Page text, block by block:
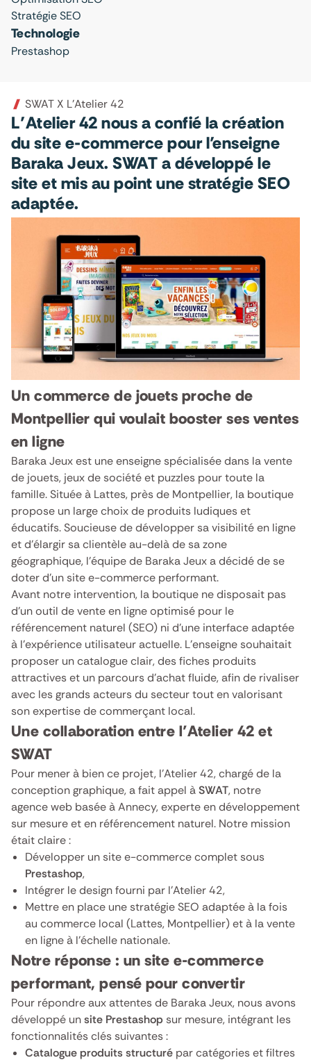
Stratégie SEO
Technologie
Prestashop
SWAT X L’Atelier 42
L’Atelier 42 nous a confié la création
du site e-commerce pour l’enseigne
Baraka Jeux. SWAT a développé le
site et mis au point une stratégie SEO
adaptée.
Un commerce de jouets proche de
Montpellier qui voulait booster ses ventes
en ligne
Baraka Jeux est une enseigne spécialisée dans la vente
de jouets, jeux de société et puzzles pour toute la
famille. Située à Lattes, près de Montpellier, la boutique
propose un large choix de produits ludiques et
éducatifs. Soucieuse de développer sa visibilité en ligne
et d’élargir sa clientèle au-delà de sa zone
géographique, l’équipe de Baraka Jeux a décidé de se
doter d’un site e-commerce performant.
Avant notre intervention, la boutique ne disposait pas
d’un outil de vente en ligne optimisé pour le
référencement naturel (SEO) ni d’une interface adaptée
à l’expérience utilisateur actuelle. L’enseigne souhaitait
proposer un catalogue clair, des fiches produits
attractives et un parcours d’achat fluide, afin de rivaliser
avec les grands acteurs du secteur tout en valorisant
son expertise de commerçant local.
Une collaboration entre l’Atelier 42 et
SWAT
Pour mener à bien ce projet, l’Atelier 42, chargé de la
conception graphique, a fait appel àSWAT, notre
agence web basée à Annecy, experte en développement
sur mesure et en référencement naturel. Notre mission
était claire :
Développer un site e-commerce complet sous
Prestashop,
Intégrer le design fourni par l’Atelier 42,
Mettre en place une stratégie SEO adaptée à la fois
au commerce local (Lattes, Montpellier) et à la vente
en ligne à l’échelle nationale.
Notre réponse : un site e-commerce
performant, pensé pour convertir
Pour répondre aux attentes de Baraka Jeux, nous avons
développé unsite Prestashop sur mesure, intégrant les
fonctionnalités clés suivantes :
Catalogue produits structuré par catégories et filtres